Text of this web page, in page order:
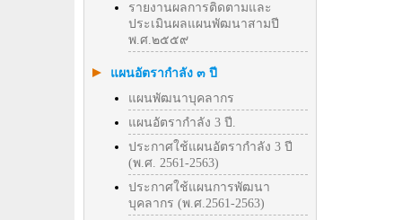
รายงานผลการติดตามและ
ประเมินผลแผนพัฒนาสามปี
พ.ศ.๒๕๕๙
แผนอัตรากำลัง ๓ ปี
แผนพัฒนาบุคลากร
แผนอัตรากำลัง 3 ปี.
ประกาศใช้แผนอัตรากำลัง 3 ปี
(พ.ศ. 2561-2563)
ประกาศใช้แผนการพัฒนา
บุคลากร (พ.ศ.2561-2563)